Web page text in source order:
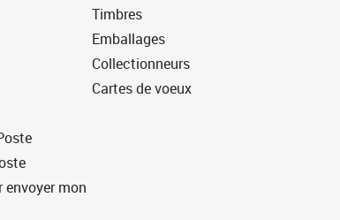
envoyer mon
Timbres
Emballages
Collectionneurs
Cartes de voeux